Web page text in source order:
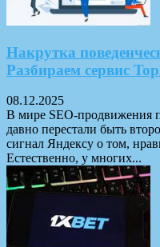
Накрутка
Разбираем сервис
08.12.2025
В мире SEO-продвижения
давно перестали быть
сигнал Яндексу о том,
Естественно, у многих...